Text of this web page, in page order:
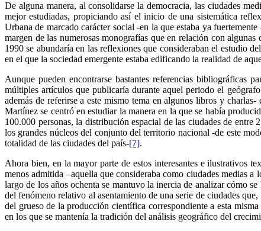
De alguna manera, al consolidarse la democracia, las ciudades
mejor estudiadas, propiciando así el inicio de una sistemática
Urbana de marcado carácter social -en la que estaba ya
margen de las numerosas monografías que en relación con
1990 se abundaría en las reflexiones que consideraban el estudio
en el que la sociedad emergente estaba edificando la realidad de
Aunque pueden encontrarse bastantes referencias bibliográficas
múltiples artículos que publicaría durante aquel periodo el
además de referirse a este mismo tema en algunos libros y
Martínez se centró en estudiar la manera en la que se había
100.000 personas, la distribución espacial de las ciudades de
los grandes núcleos del conjunto del territorio nacional -de este
totalidad de las ciudades del país-[7].
Ahora bien, en la mayor parte de estos interesantes e ilustrativos
menos admitida –aquella que consideraba como ciudades medias
largo de los años ochenta se mantuvo la inercia de analizar cómo
del fenómeno relativo al asentamiento de una serie de ciudades
del grueso de la producción científica correspondiente a esta
en los que se mantenía la tradición del análisis geográfico del